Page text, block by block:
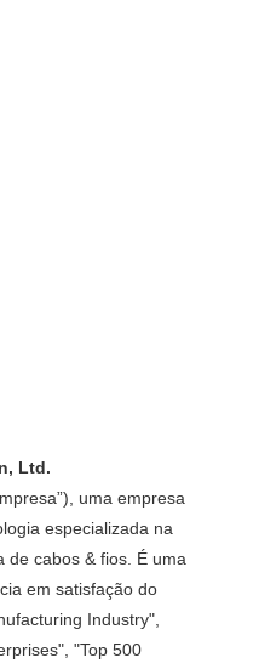
uma empresa
especializada na
de cabos & fios. É uma
em satisfação do
Industry",
"Top 500